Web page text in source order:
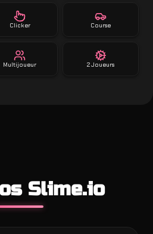
Clicker Course
Multijoueur 2 Joueurs
Slime.io